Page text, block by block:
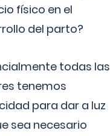
físico en el
del parto?
todas las
tenemos
para dar a luz
sea necesario